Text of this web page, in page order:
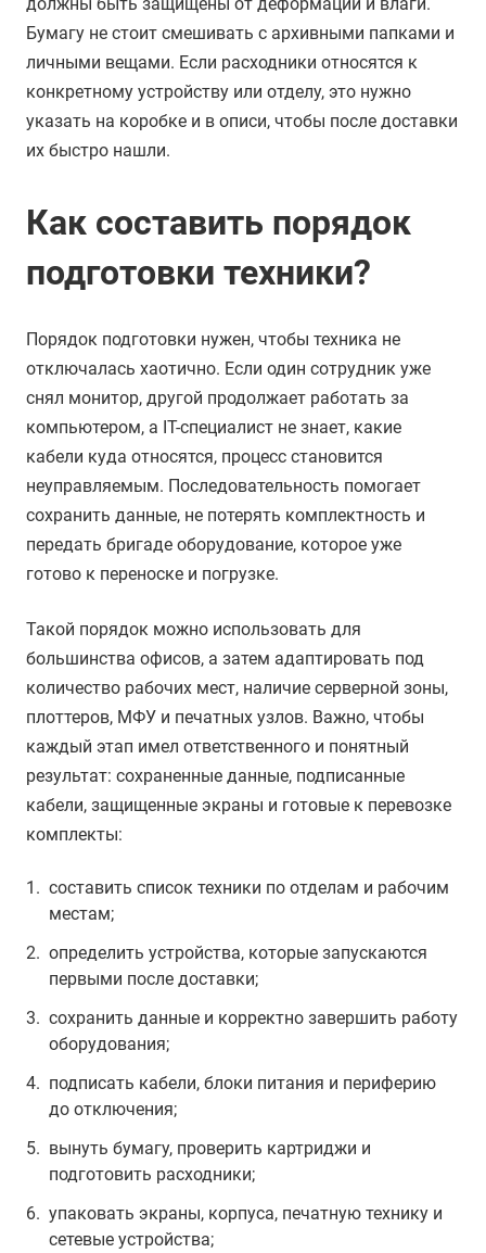
Бумагу не стоит смешивать с архивными папками и
личными вещами. Если расходники относятся к
конкретному устройству или отделу, это нужно
указать на коробке и в описи, чтобы после доставки
их быстро нашли.
Как составить порядок
подготовки техники?
Порядок подготовки нужен, чтобы техника не
отключалась хаотично. Если один сотрудник уже
снял монитор, другой продолжает работать за
компьютером, а IT-специалист не знает, какие
кабели куда относятся, процесс становится
неуправляемым. Последовательность помогает
сохранить данные, не потерять комплектность и
передать бригаде оборудование, которое уже
готово к переноске и погрузке.
Такой порядок можно использовать для
большинства офисов, а затем адаптировать под
количество рабочих мест, наличие серверной зоны,
плоттеров, МФУ и печатных узлов. Важно, чтобы
каждый этап имел ответственного и понятный
результат: сохраненные данные, подписанные
кабели, защищенные экраны и готовые к перевозке
комплекты:
составить список техники по отделам и рабочим
местам;
определить устройства, которые запускаются
первыми после доставки;
сохранить данные и корректно завершить работу
оборудования;
подписать кабели, блоки питания и периферию
до отключения;
вынуть бумагу, проверить картриджи и
подготовить расходники;
упаковать экраны, корпуса, печатную технику и
сетевые устройства;